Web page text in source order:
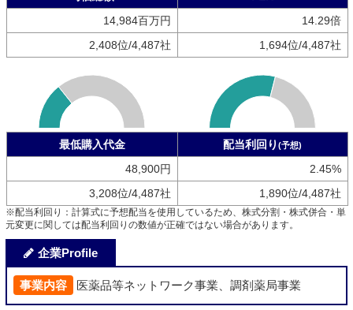
14,984百万円
14.29倍
2,408位/4,487社
1,694位/4,487社
最低購入代金 配当利回り (予想)
48,900円
2.45%
3,208位/4,487社
1,890位/4,487社
※配当利回り：計算式に予想配当を使用しているため、株式分割・株式併合・単
元変更に関しては配当利回りの数値が正確ではない場合があります。
企業Profile
事業内容 医薬品等ネットワーク事業、調剤薬局事業